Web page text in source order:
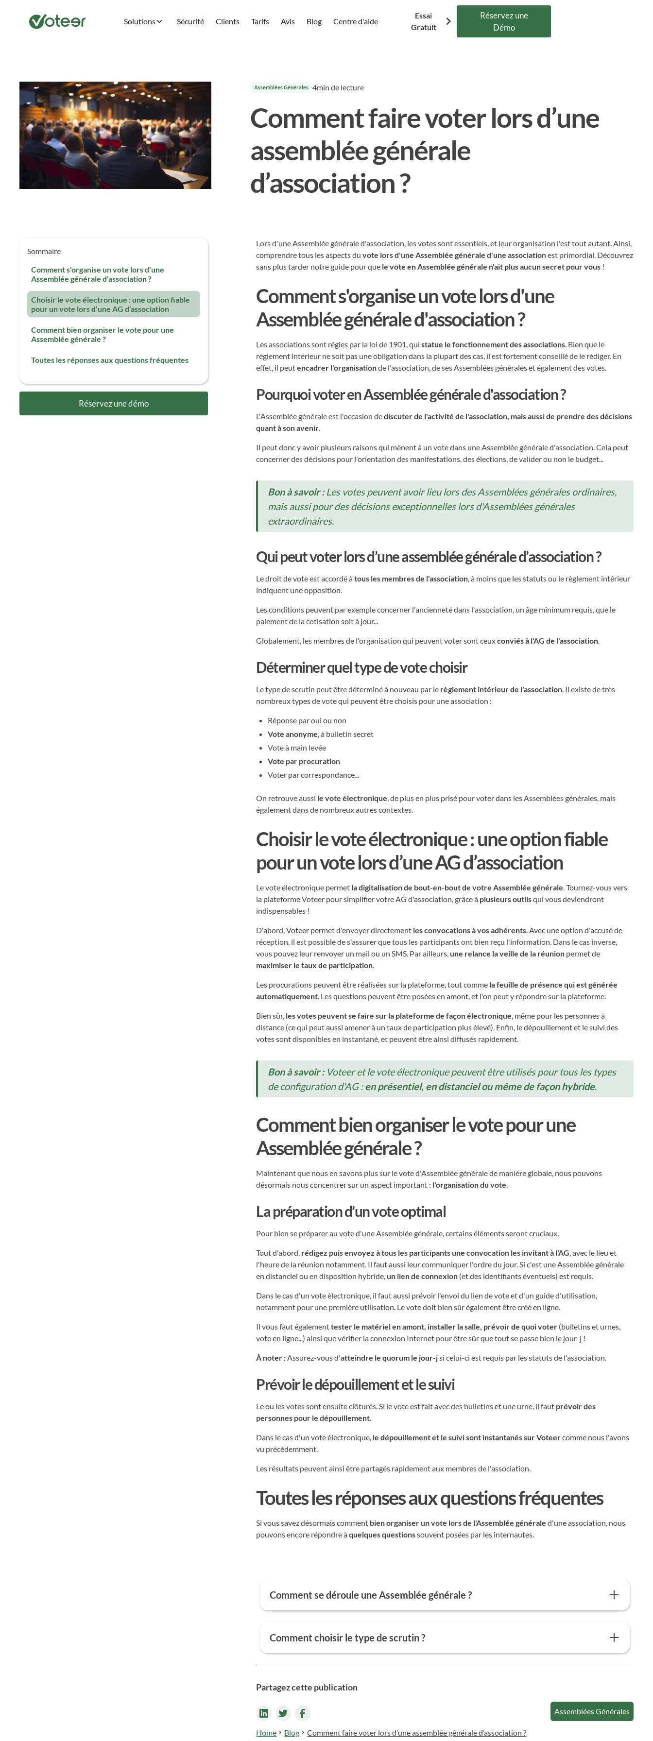
Solutions Sécurité Clients Tarifs Avis Blog Centre d'aide
Essai
Gratuit
Réservez une
Démo
Assemblées Générales 4min de lecture
Comment faire voter lors d’une
assemblée générale
d’association ?
Sommaire
Comment s'organise un vote lors d'une
Assemblée générale d'association ?
Choisir le vote électronique : une option fiable
pour un vote lors d’une AG d’association
Comment bien organiser le vote pour une
Assemblée générale ?
Toutes les réponses aux questions fréquentes
Réservez une démo
Lors d'une Assemblée générale d'association, les votes sont essentiels, et leur organisation l'est tout autant. Ainsi,
comprendre tous les aspects duvote lors d'une Assemblée générale d'une associationest primordial. Découvrez
sans plus tarder notre guide pour que le vote en Assemblée générale n'ait plus aucun secret pour vous !
Comment s'organise un vote lors d'une
Assemblée générale d'association ?
Les associations sont régies par la loi de 1901, quistatue le fonctionnement des associations. Bien que le
règlement intérieur ne soit pas une obligation dans la plupart des cas, il est fortement conseillé de le rédiger. En
effet, il peutencadrer l'organisationde l'association, de ses Assemblées générales et également des votes.
Pourquoi voter en Assemblée générale d'association ?
L'Assemblée générale est l'occasion dediscuter de l'activité de l'association, mais aussi de prendre des décisions
quant à son avenir.
Il peut donc y avoir plusieurs raisons qui mènent à un vote dans une Assemblée générale d'association. Cela peut
concerner des décisions pour l'orientation des manifestations, des élections, de valider ou non le budget...
Bon à savoir :Les votes peuvent avoir lieu lors des Assemblées générales ordinaires,
mais aussi pour des décisions exceptionnelles lors d'Assemblées générales
extraordinaires.
Qui peut voter lors d’une assemblée générale d’association ?
Le droit de vote est accordé àtous les membres de l'association, à moins que les statuts ou le règlement intérieur
indiquent une opposition.
Les conditions peuvent par exemple concerner l'ancienneté dans l'association, un âge minimum requis, que le
paiement de la cotisation soit à jour...
Globalement, les membres de l'organisation qui peuvent voter sont ceuxconviés à l'AG de l'association.
Déterminer quel type de vote choisir
Le type de scrutin peut être déterminé à nouveau par le règlement intérieur de l'association. Il existe de très
nombreux types de vote qui peuvent être choisis pour une association :
Réponse par oui ou non
Vote anonyme, à bulletin secret
Vote à main levée
Vote par procuration
Voter par correspondance...
On retrouve aussi le vote électronique, de plus en plus prisé pour voter dans les Assemblées générales, mais
également dans de nombreux autres contextes.
Choisir le vote électronique : une option fiable
pour un vote lors d’une AG d’association
Le vote électronique permet la digitalisation de bout-en-bout de votre Assemblée générale. Tournez-vous vers
la plateforme Voteer pour simplifier votre AG d'association, grâce à plusieurs outilsqui vous deviendront
indispensables !
D'abord, Voteer permet d'envoyer directement les convocations à vos adhérents. Avec une option d'accusé de
réception, il est possible de s'assurer que tous les participants ont bien reçu l'information. Dans le cas inverse,
vous pouvez leur renvoyer un mail ou un SMS. Par ailleurs, une relance la veille de la réunion permet de
maximiser le taux de participation.
Les procurations peuvent être réalisées sur la plateforme, tout comme la feuille de présence qui est générée
automatiquement. Les questions peuvent être posées en amont, et l'on peut y répondre sur la plateforme.
Bien sûr, les votes peuvent se faire sur la plateforme de façon électronique, même pour les personnes à
distance (ce qui peut aussi amener à un taux de participation plus élevé). Enfin, le dépouillement et le suivi des
votes sont disponibles en instantané, et peuvent être ainsi diffusés rapidement.
Bon à savoir :Voteer et le vote électronique peuvent être utilisés pour tous les types
de configuration d'AG :en présentiel, en distanciel ou même de façon hybride.
Comment bien organiser le vote pour une
Assemblée générale ?
Maintenant que nous en savons plus sur le vote d'Assemblée générale de manière globale, nous pouvons
désormais nous concentrer sur un aspect important : l'organisation du vote.
La préparation d’un vote optimal
Pour bien se préparer au vote d'une Assemblée générale, certains éléments seront cruciaux.
Tout d'abord, rédigez puis envoyez à tous les participants une convocation les invitant à l'AG, avec le lieu et
l'heure de la réunion notamment. Il faut aussi leur communiquer l'ordre du jour. Si c'est une Assemblée générale
en distanciel ou en disposition hybride, un lien de connexion (et des identifiants éventuels) est requis.
Dans le cas d'un vote électronique, il faut aussi prévoir l'envoi du lien de vote et d'un guide d'utilisation,
notamment pour une première utilisation. Le vote doit bien sûr également être créé en ligne.
Il vous faut égalementtester le matériel en amont, installer la salle, prévoir de quoi voter (bulletins et urnes,
vote en ligne...) ainsi que vérifier la connexion Internet pour être sûr que tout se passe bien le jour-j !
À noter :Assurez-vous d'atteindre le quorum le jour-jsi celui-ci est requis par les statuts de l'association.
Prévoir le dépouillement et le suivi
Le ou les votes sont ensuite clôturés. Si le vote est fait avec des bulletins et une urne, il faut prévoir des
personnes pour le dépouillement.
Dans le cas d'un vote électronique, le dépouillement et le suivi sont instantanés sur Voteercomme nous l'avons
vu précédemment.
Les résultats peuvent ainsi être partagés rapidement aux membres de l'association.
Toutes les réponses aux questions fréquentes
Si vous savez désormais comment bien organiser un vote lors de l'Assemblée générale d'une association, nous
pouvons encore répondre àquelques questionssouvent posées par les internautes.
Comment se déroule une Assemblée générale ?
ensuite être traitées.
Comment choisir le type de scrutin ?
s'interroger sur le contexte du vote
l'association , qui peuvent donner des indications sur les votes.
Partagez cette publication
Assemblées Générales
Home Blog Comment faire voter lors d’une assemblée générale d’association ?